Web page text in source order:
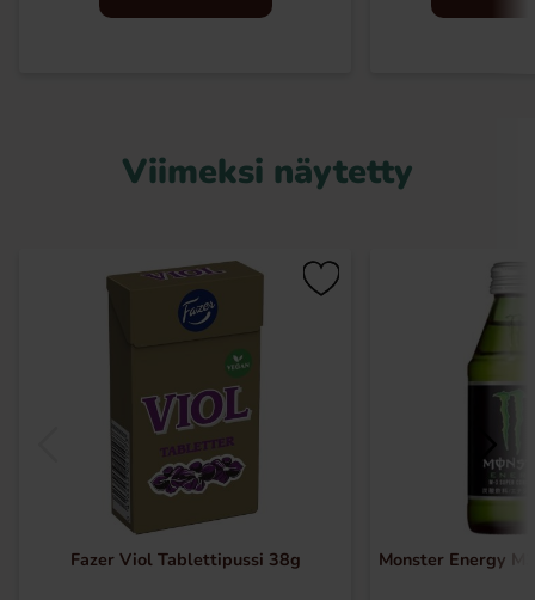
Viimeksi näytetty
Fazer Viol Tablettipussi 38g Monster Energy